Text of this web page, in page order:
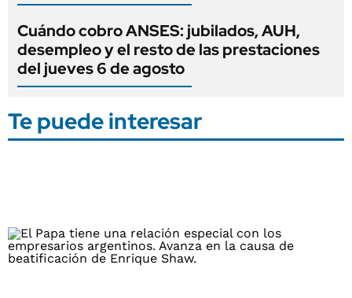
Cuándo cobro ANSES: jubilados, AUH,
desempleo y el resto de las prestaciones
del jueves 6 de agosto
Te puede interesar